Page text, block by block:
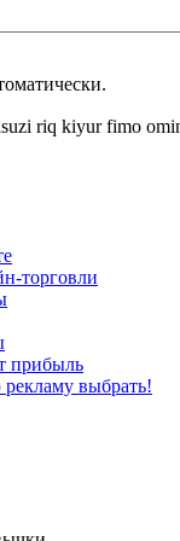
riq kiyur fimo
торговли
прибыль
выбрать!